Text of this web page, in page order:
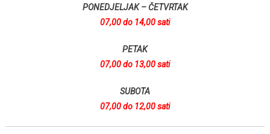
PONEDJELJAK – ČETVRTAK
07,00 do 14,00 sati
PETAK
07,00 do 13,00 sati
SUBOTA
07,00 do 12,00 sati